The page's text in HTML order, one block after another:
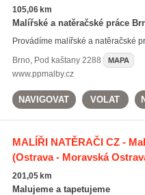
105,06 km
Malířské a natěračské práce
Provádíme malířské a natěračské
Brno, Pod kaštany 2288 MAPA
www.ppmalby.cz
NAVIGOVAT VOLAT
MALÍŘI NATĚRAČI CZ -
(Ostrava - Moravská
201,05 km
Malujeme a tapetujeme